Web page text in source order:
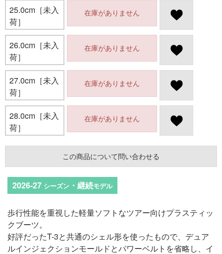
25.0cm［未入
荷］
在庫がありません
26.0cm［未入
荷］
在庫がありません
27.0cm［未入
荷］
在庫がありません
28.0cm［未入
荷］
在庫がありません
この商品について問い合わせる
2026-27 シーズン ・継続モデル
歩行性能を重視した軽量ソフトなツアー向けプラスティッ
クブーツ。
好評だったT-3と共通のシェル形を使ったもので、デュア
ルインジェクションモールドとパワーベルトを省略し、イ